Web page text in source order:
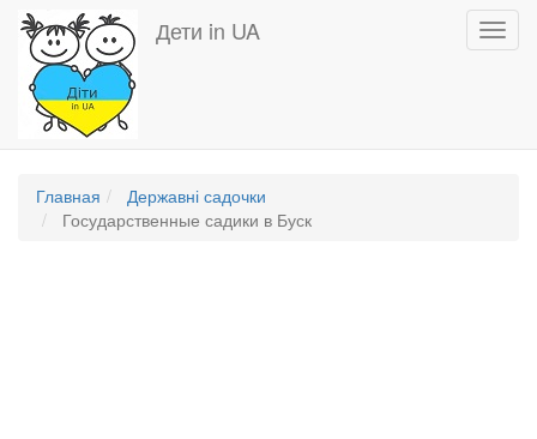
Перейти
основному
содержанию
Дети in UA
Главная
Державні садочки
Государственные садики в Буск